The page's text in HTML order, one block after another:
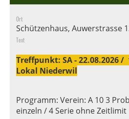
Ort
Schützenhaus, Auwerstrasse
Text
Treffpunkt: SA - 22.08.2026 /
Lokal Niederwil
Programm: Verein: A 10 3
einzeln / 4 Serie ohne Zeitlimit